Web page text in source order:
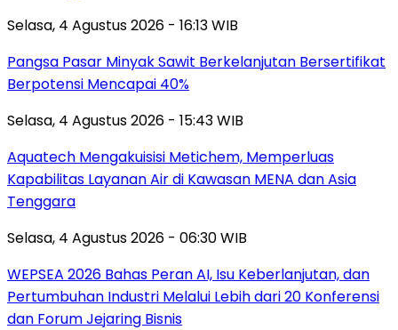
Selasa, 4 Agustus 2026 - 16:13 WIB
Pangsa Pasar Minyak Sawit Berkelanjutan Bersertifikat
Berpotensi Mencapai 40%
Selasa, 4 Agustus 2026 - 15:43 WIB
Aquatech Mengakuisisi Metichem, Memperluas
Kapabilitas Layanan Air di Kawasan MENA dan Asia
Tenggara
Selasa, 4 Agustus 2026 - 06:30 WIB
WEPSEA 2026 Bahas Peran AI, Isu Keberlanjutan, dan
Pertumbuhan Industri Melalui Lebih dari 20 Konferensi
dan Forum Jejaring Bisnis